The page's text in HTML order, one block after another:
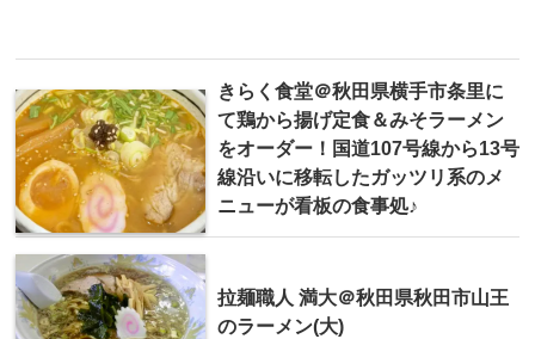
きらく食堂＠秋田県横手市条里に
て鶏から揚げ定食＆みそラーメン
をオーダー！国道107号線から13号
線沿いに移転したガッツリ系のメ
ニューが看板の食事処♪
拉麺職人 満大＠秋田県秋田市山王
のラーメン(大)